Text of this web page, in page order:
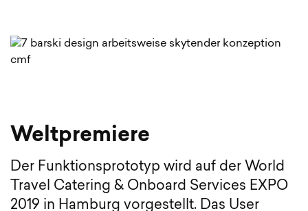
Weltpremiere
Der Funktionsprototyp wird auf der World
Travel Catering & Onboard Services EXPO
2019 in Hamburg vorgestellt. Das User